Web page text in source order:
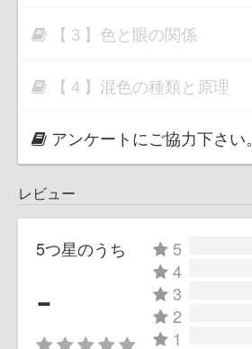
【３】色と眼の関係
【４】混色の種類と原理
アンケートにご協力下さい。
レビュー
5つ星のうち
-
5
4
3
2
1